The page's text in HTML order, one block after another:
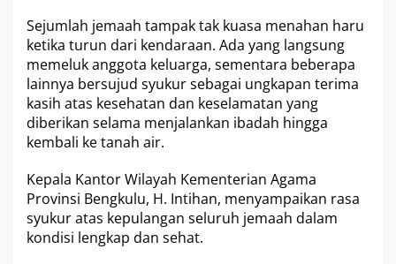
Sejumlah jemaah tampak tak kuasa menahan haru
ketika turun dari kendaraan. Ada yang langsung
memeluk anggota keluarga, sementara beberapa
lainnya bersujud syukur sebagai ungkapan terima
kasih atas kesehatan dan keselamatan yang
diberikan selama menjalankan ibadah hingga
kembali ke tanah air.
Kepala Kantor Wilayah Kementerian Agama
Provinsi Bengkulu, H. Intihan, menyampaikan rasa
syukur atas kepulangan seluruh jemaah dalam
kondisi lengkap dan sehat.